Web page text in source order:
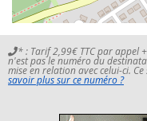
* : Tarif 2,99€ TTC par appel
n'est pas le numéro du
mise en relation avec celui-ci.
savoir plus sur ce numéro ?